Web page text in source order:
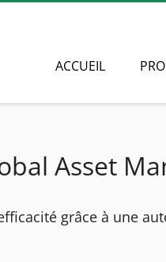
ACCUEIL
Asset
grâce à une